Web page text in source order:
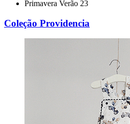
Primavera Verão 23
Coleção Providencia